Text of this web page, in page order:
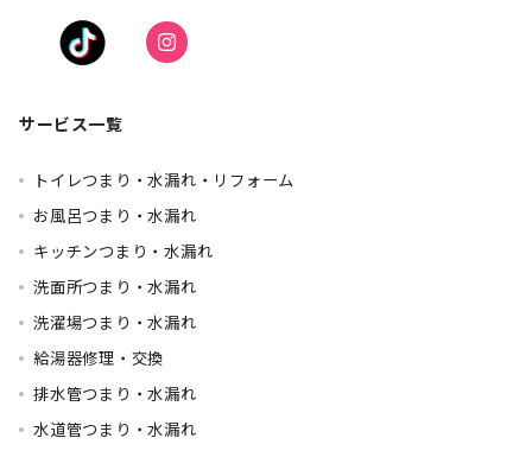
サービス一覧
トイレつまり・水漏れ・リフォーム
お風呂つまり・水漏れ
キッチンつまり・水漏れ
洗面所つまり・水漏れ
洗濯場つまり・水漏れ
給湯器修理・交換
排水管つまり・水漏れ
水道管つまり・水漏れ